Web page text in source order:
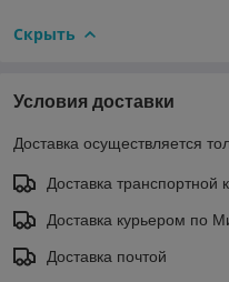
Скрыть
Условия доставки
Доставка осуществляется
Доставка
Доставка курьером по
Доставка почтой